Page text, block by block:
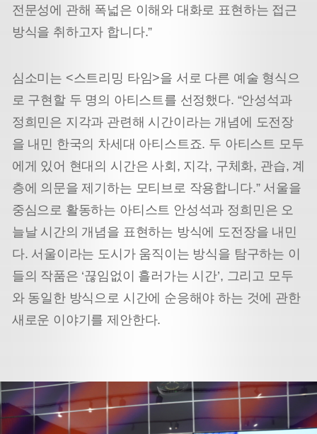
전문성에 관해 폭넓은 이해와 대화로 표현하는 접근
방식을 취하고자 합니다.”
심소미는 <스트리밍 타임>을 서로 다른 예술 형식으
로 구현할 두 명의 아티스트를 선정했다. “안성석과
정희민은 지각과 관련해 시간이라는 개념에 도전장
을 내민 한국의 차세대 아티스트죠. 두 아티스트 모두
에게 있어 현대의 시간은 사회, 지각, 구체화, 관습, 계
층에 의문을 제기하는 모티브로 작용합니다.” 서울을
중심으로 활동하는 아티스트 안성석과 정희민은 오
늘날 시간의 개념을 표현하는 방식에 도전장을 내민
다. 서울이라는 도시가 움직이는 방식을 탐구하는 이
들의 작품은 ‘끊임없이 흘러가는 시간’, 그리고 모두
와 동일한 방식으로 시간에 순응해야 하는 것에 관한
새로운 이야기를 제안한다.